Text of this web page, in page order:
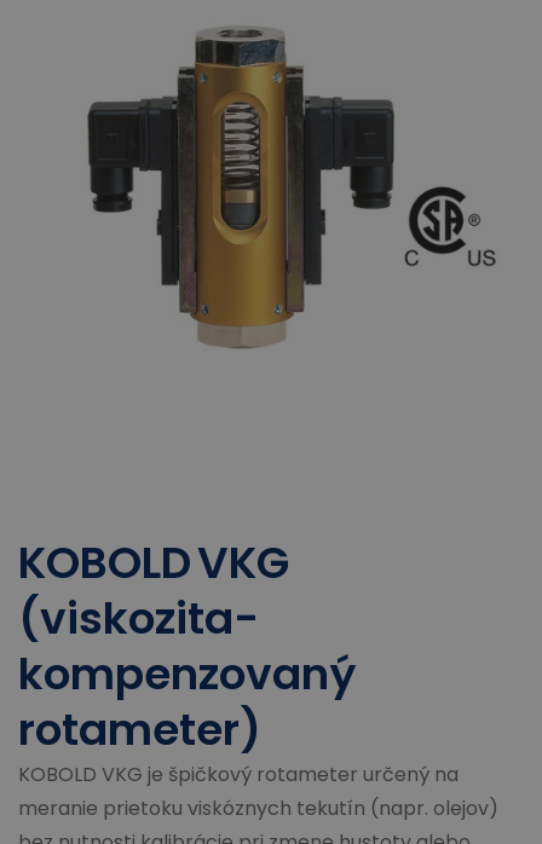
KOBOLD VKG
(viskozita-
kompenzovaný
rotameter)
KOBOLD VKG je špičkový rotameter určený na
meranie prietoku viskóznych tekutín (napr. olejov)